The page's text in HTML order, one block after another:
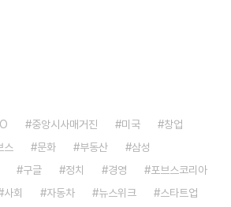
중앙시사매거진 미국
창업
스 문화 부동산
삼성
구글 정치 경영
포브스코리아
사회 자동차 뉴스위크
스타트업